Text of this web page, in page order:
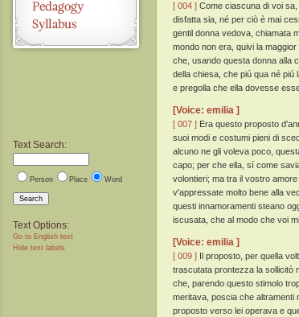
Text Search:
Person Place Word
Search
Text Options:
Go to English text
Hide text labels
[ 004 ] Come ciascuna di voi
disfatta sia, né per ciò è mai
gentil donna vedova, chiamata
mondo non era, quivi la
che, usando questa donna alla
della chiesa, che piú qua né piú
e pregolla che ella dovesse
[Voice: emilia ]
[ 007 ] Era questo proposto
suoi modi e costumi pieni di
alcuno ne gli voleva poco,
capo; per che ella, sí come
volontieri; ma tra il vostro
v'appressate molto bene alla
questi innamoramenti steano
iscusata, che al modo che voi
[Voice: emilia ]
[ 009 ] Il proposto, per quella
trascutata prontezza la sollicitò
che, parendo questo stimolo
meritava, poscia che altramenti
proposto verso lei operava e